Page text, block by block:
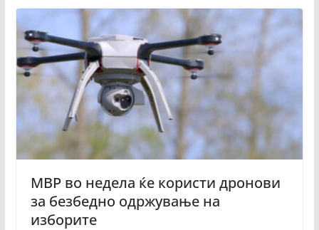
МВР во недела ќе користи дронови
за безбедно одржување на
изборите